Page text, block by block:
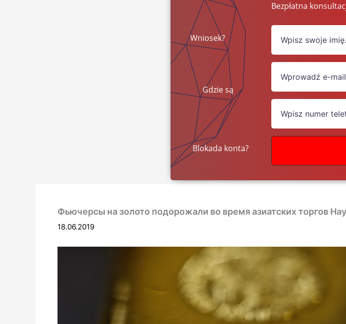
Bezpłatna
Wniosek?
Gdzie są
pieniądze?
Blokada konta?
Фьючерсы на золото подорожали во время азиатских торгов
18.06.2019